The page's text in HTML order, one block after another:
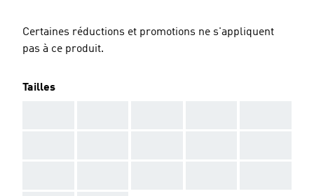
Certaines réductions et promotions ne s'appliquent
pas à ce produit.
Tailles